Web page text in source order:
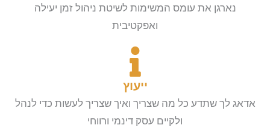
נארגן את עומס המשימות לשיטת ניהול זמן יעילה
ואפקטיבית
ייעוץ
אדאג לך שתדע כל מה שצריך ואיך שצריך לעשות כדי לנהל
ולקיים עסק דינמי ורווחי